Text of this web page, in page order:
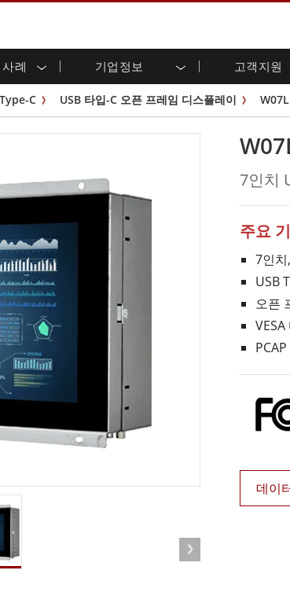
례 기업정보 고객지원
용 디스플레이
터치(P-CAP)
프레임
IP65
Type-C
리스 시리
실외 디스플레이
G-WIN 시리즈 /
ATEX 등급
랙 마운트
바 유형 디스플레
OSD 박스
산업용 패널
HMI(P-CAP 터치)
산업용 패널 PC(P-
산업용 패널 PC(
스테인리스 시리즈
G-WIN 시리즈 /
ATEX 등급
바 타입 패널 PC
디드 컴퓨팅
PC / 방수 러기드 PC IP65
이트웨이
오 게이트웨이
헬스케어 등급
의료용 러기드 태
의료용 패널 PC
헬스케어 디스플
및 가스, ATEX 등급
등급 러기드 태블릿
등급 내구성형 핸드헬드
등급 패널 PC
엣지 AI 모빌리티
엣지 AI 패널 PC
비 에너지, 화학,
식품 및 위생
창고 및 물류
형 로보틱스 시스템 헬스케어
헤비 듀티
사례
자 관계 시민권
로드 센터 고객 서비스
공유
레터 제품 변경 알림
브 채널 VR 엑스포
C USB 타입-C 오픈 프레임 디스플레이
7인치
주요
7인
USB
오픈
데이